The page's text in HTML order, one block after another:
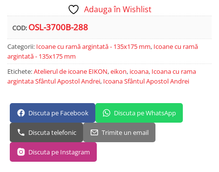
Adauga în Wishlist
COD: OSL-3700B-288
Categorii: Icoane cu ramă argintată - 135x175 mm, Icoane cu ramă
argintată - 135x175 mm
Etichete:Atelierul de icoane EIKON,eikon, icoana, Icoana cu rama
argintata Sfântul Apostol Andrei, Icoana Sfântul Apostol Andrei
Discuta pe Facebook Discuta pe WhatsApp
Discuta telefonic Trimite un email
Discuta pe Instagram